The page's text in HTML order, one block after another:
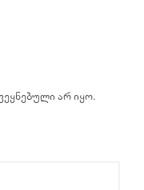
არ იყო.